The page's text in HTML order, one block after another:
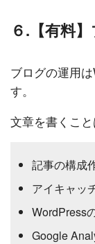
６.【有料
ブログの運用
す。
文章を書くこ
記事の構成
アイキャッ
WordPress
Google